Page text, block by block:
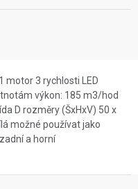
motor 3 rychlosti LED
výkon: 185 m3/hod
D rozměry (ŠxHxV) 50 x
možné používat jako
a horní